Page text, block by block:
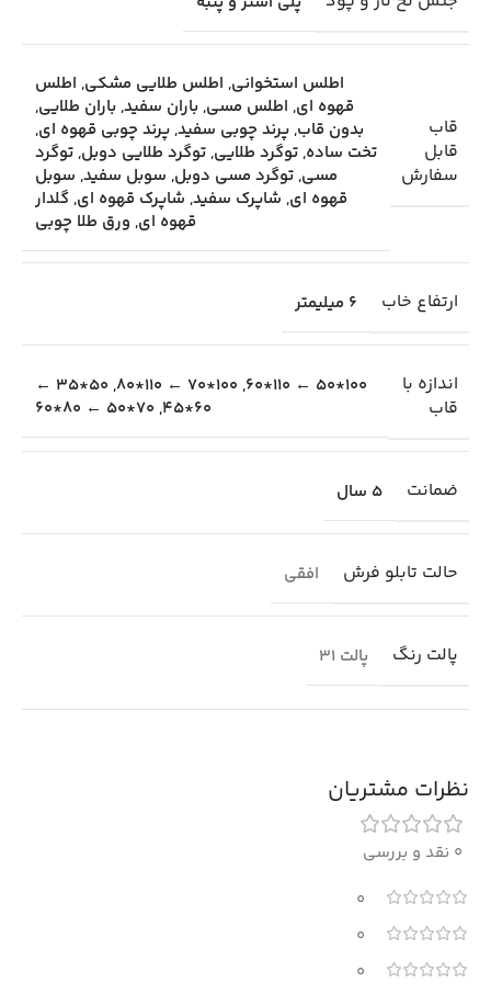
قاب
قابل
سفارش
اطلس استخوانی, اطلس طلایی مشکی, اطلس
قهوه ای, اطلس مسی,باران سفید,باران طلایی,
بدون قاب,پرند چوبی سفید,پرند چوبی قهوه ای,
تخت ساده,توگرد طلایی,توگرد طلایی دوبل,توگرد
مسی,توگرد مسی دوبل, سوبل سفید, سوبل
قهوه ای, شاپرک سفید, شاپرک قهوه ای,گلدار
قهوه ای, ورق طلا چوبی
ارتفاع خاب 6 میلیمتر
اندازه با
قاب
100*50 ← 110*60
,
100*70 ← 110*80
,
50*35 ←
60*45
,
70*50 ← 80*60
ضمانت 5 سال
حالت تابلو فرش افقی
پالت رنگ پالت 31
نظرات مشتریان
0 نقد و بررسی
0
0
0